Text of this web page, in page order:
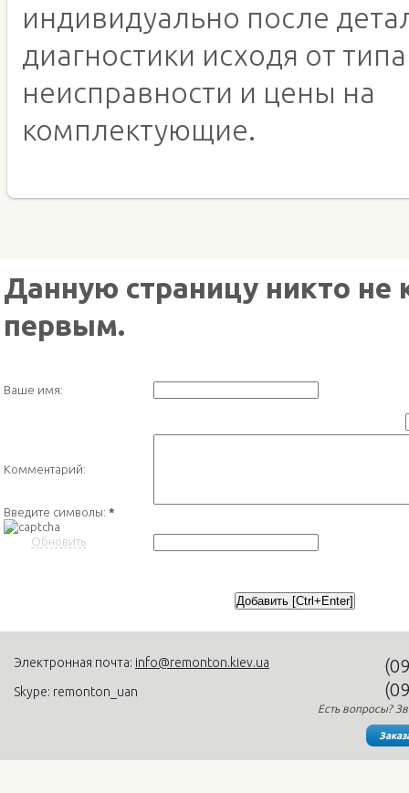
индивидуально после
диагностики исходя от типа
неисправности и цены на
комплектующие.
Данную страницу никто
первым.
Ваше имя:
Комментарий:
Введите символы: *
Обновить
Электронная почта: info@remonton.kiev.ua
Skype: remonton_uan
Есть вопросы?